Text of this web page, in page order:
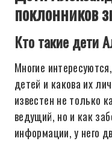
поклонников
Кто такие дети
Многие
детей и какова их
известен не только
ведущий, но и как
информации, у него